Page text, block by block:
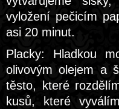
vyložení pečicím
asi 20 minut.
Placky: Hladkou
olivovým olejem a
těsto, které
kusů, které